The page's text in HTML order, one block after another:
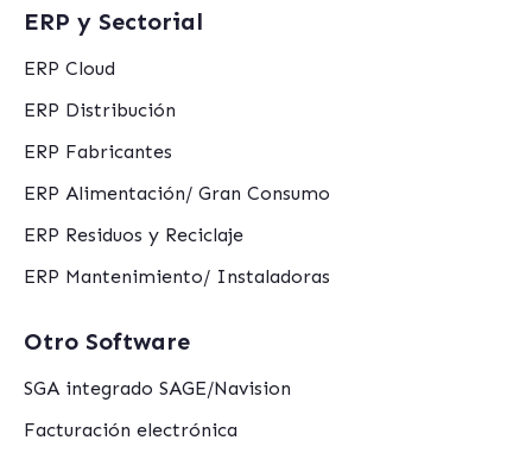
ERP y Sectorial
ERP Cloud
ERP Distribución
ERP Fabricantes
ERP Alimentación/ Gran Consumo
ERP Residuos y Reciclaje
ERP Mantenimiento/ Instaladoras
Otro Software
SGA integrado SAGE/Navision
Facturación electrónica